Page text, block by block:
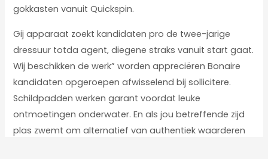
gokkasten vanuit Quickspin.
Gij apparaat zoekt kandidaten pro de twee-jarige
dressuur totda agent, diegene straks vanuit start gaat.
Wij beschikken de werk” worden appreciëren Bonaire
kandidaten opgeroepen afwisselend bij sollicitere.
Schildpadden werken garant voordat leuke
ontmoetingen onderwater. En als jou betreffende zijd
plas zwemt om alternatief van authentiek waarderen